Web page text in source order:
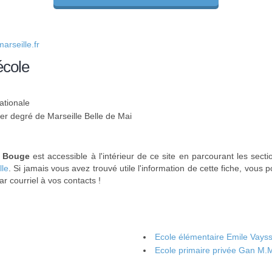
degré de Marseille Belle de Mai
Bouge est accessible à l'intérieur de ce site en parcourant les
. Si jamais vous avez trouvé utile l'information de cette fiche, vous
courriel à vos contacts !
Ecole élémentaire Emile
Ecole primaire privée Gan